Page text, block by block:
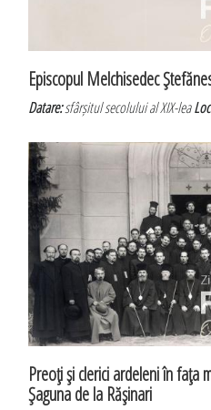
Episcopul Melchisedec
Datare:sfârșitul secolului al XIX-lea
Preoţi şi clerici ardeleni în faţa
Şaguna de la Răşinari